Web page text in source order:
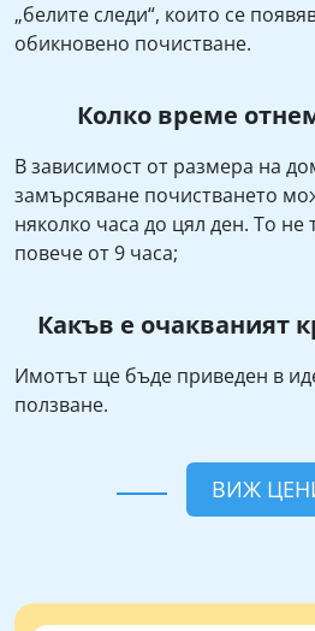
„белите следи“, които се
обикновено почистване.
Колко време
В зависимост от размера на
замърсяване почистването
няколко часа до цял ден. То не
повече от 9 часа;
Какъв е очакваният
Имотът ще бъде приведен в
ползване.
ВИЖ